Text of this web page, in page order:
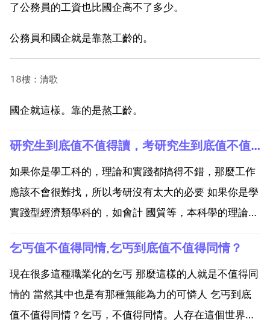
了公務員的工資也比國企高不了多少。
公務員和國企就是靠熬工齡的。
18樓：清歌
國企就這樣。靠的是熬工齡。
研究生到底值不值得讀，考研究生到底值不值得
如果你是學工科的，理論和實踐都搞得不錯，那麼工作
應該不會很難找，所以考研沒有太大的必要 如果你是學
實踐型經濟類學科的，如會計 國貿等，本科學的理論在
的多，所以考研也沒什麼必要 如果你是學理論型學科
的，那麼考研還是一條比較好的選擇 如果是文科生，以
後讀研...
乞丐值不值得同情,乞丐到底值不值得同情？
現在很多這種職業化的乞丐 那麼這樣的人就是不值得同
情的 當然其中也是有那種無能為力的可憐人 乞丐到底
值不值得同情？乞丐，不值得同情。人存在這個世界上